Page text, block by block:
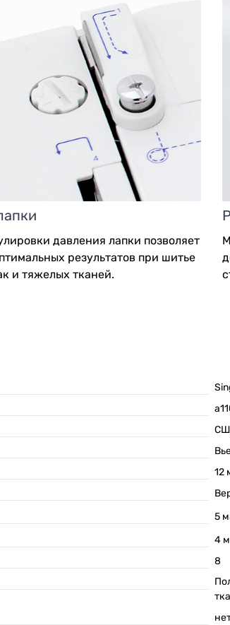
давления лапки позволяет
результатов при шитье
и тяжелых тканей.
12
5
4
8